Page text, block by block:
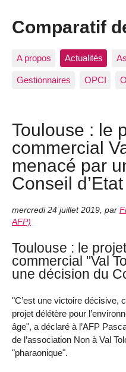
Comparatif
A propos Actualités
Gestionnaires OPCI
Toulouse : le
commercial
menacé par
Conseil d’Etat
mercredi 24 juillet 2019 par
AFP)
Toulouse : le
commercial "Val
une décision du
"C’est une victoire décisive,
projet délétère pour
âge", a déclaré à l’AFP
de l’association Non à Val
"pharaonique".